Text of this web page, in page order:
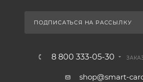
ПОДПИСАТЬСЯ НА РАССЫЛКУ
8 800 333-05-30
shop@smart-